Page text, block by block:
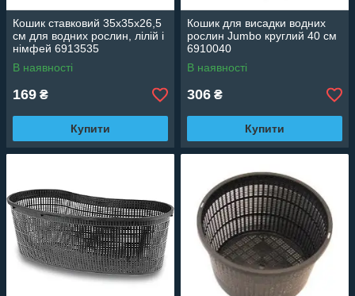
Кошик ставковий 35х35х26,5
см для водних рослин, лілій і
німфей 6913535
В наявності
169 ₴
Купити
Кошик для висадки водних
рослин Jumbo круглий 40 см
6910040
В наявності
306 ₴
Купити